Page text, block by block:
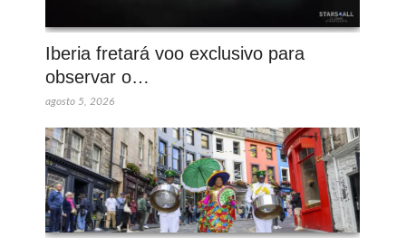
Iberia fretará voo exclusivo para
observar o…
agosto 5, 2026